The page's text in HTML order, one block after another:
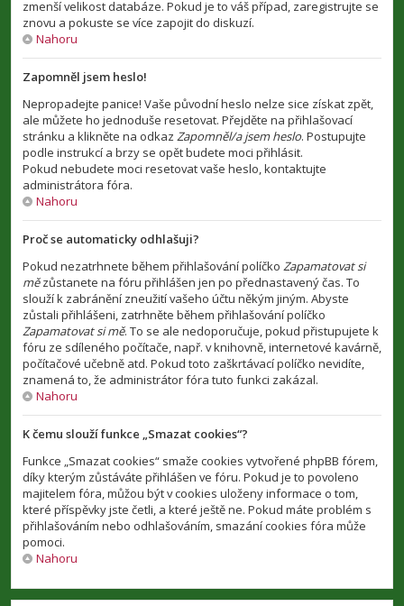
zmenší velikost databáze. Pokud je to váš případ, zaregistrujte se
znovu a pokuste se více zapojit do diskuzí.
Nahoru
Zapomněl jsem heslo!
Nepropadejte panice! Vaše původní heslo nelze sice získat zpět,
ale můžete ho jednoduše resetovat. Přejděte na přihlašovací
stránku a klikněte na odkaz Zapomněl/a jsem heslo. Postupujte
podle instrukcí a brzy se opět budete moci přihlásit.
Pokud nebudete moci resetovat vaše heslo, kontaktujte
administrátora fóra.
Nahoru
Proč se automaticky odhlašuji?
Pokud nezatrhnete během přihlašování políčko Zapamatovat si
mězůstanete na fóru přihlášen jen po přednastavený čas. To
slouží k zabránění zneužití vašeho účtu někým jiným. Abyste
zůstali přihlášeni, zatrhněte během přihlašování políčko
Zapamatovat si mě. To se ale nedoporučuje, pokud přistupujete k
fóru ze sdíleného počítače, např. v knihovně, internetové kavárně,
počítačové učebně atd. Pokud toto zaškrtávací políčko nevidíte,
znamená to, že administrátor fóra tuto funkci zakázal.
Nahoru
K čemu slouží funkce „Smazat cookies“?
Funkce „Smazat cookies“ smaže cookies vytvořené phpBB fórem,
díky kterým zůstáváte přihlášen ve fóru. Pokud je to povoleno
majitelem fóra, můžou být v cookies uloženy informace o tom,
které příspěvky jste četli, a které ještě ne. Pokud máte problém s
přihlašováním nebo odhlašováním, smazání cookies fóra může
pomoci.
Nahoru